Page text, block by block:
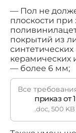
— Пол не
плоскости
покрытий из
керамических
— более 6 мм;
Все
приказ от
.doc, 500 KB